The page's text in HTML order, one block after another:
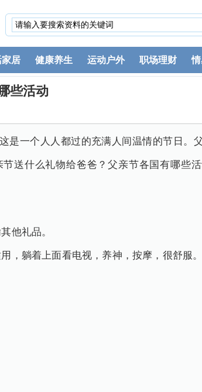
居 健康养生 运动户外 职场理财
些活动
是一个人人都过的充满人间温情的节日。
送什么礼物给爸爸？父亲节各国有哪些
他礼品。
，躺着上面看电视，养神，按摩，很舒服。